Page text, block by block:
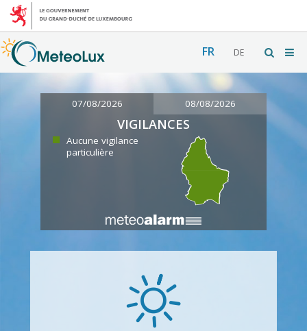
FR DE
07/08/2026 08/08/2026
VIGILANCES
Aucune vigilance
particulière